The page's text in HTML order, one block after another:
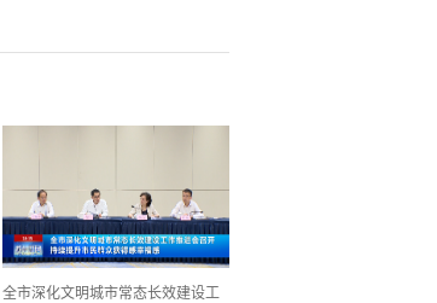
全市深化文明城市常态长效建设工